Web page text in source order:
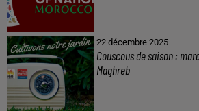
22 décembre 2025
Couscous de saison :
Maghreb